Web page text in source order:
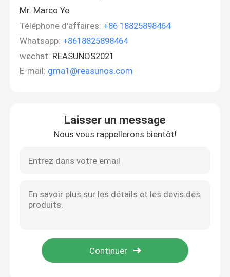
Mr. Marco Ye
Téléphone d'affaires: +86 18825898464
Whatsapp: +8618825898464
wechat: REASUNOS2021
E-mail: gma1@reasunos.com
Laisser un message
Nous vous rappellerons bientôt!